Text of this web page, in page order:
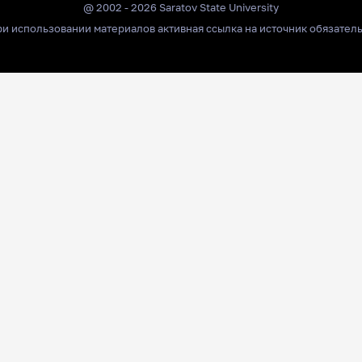
@ 2002 - 2026 Saratov State University
использовании материалов активная ссылка на источник